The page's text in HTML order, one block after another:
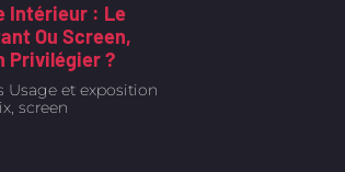
Intérieur : Le
Ou Screen,
Privilégier ?
Usage et exposition
screen